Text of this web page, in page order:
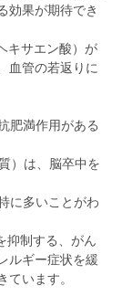
効果が期待でき
キサエン酸）が
血管の若返りに
肥満作用がある
）は、脳卒中を
に多いことがわ
抑制する、がん
ルギー症状を緩
います。